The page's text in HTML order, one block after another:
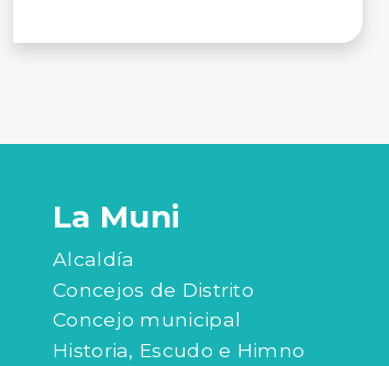
La Muni
Alcaldía
Concejos de Distrito
Concejo municipal
Historia, Escudo e Himno